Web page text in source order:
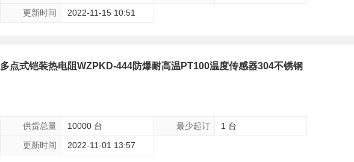
更新时间
2022-11-15 10:51
多点式铠装热电阻WZPKD-444防爆耐高温PT100温度传感器304不锈钢
供货总量 10000 台 最少起订
1 台
更新时间
2022-11-01 13:57